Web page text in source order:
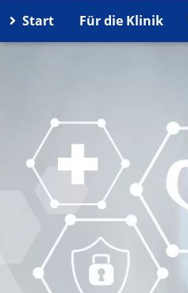
Start Für die Klinik